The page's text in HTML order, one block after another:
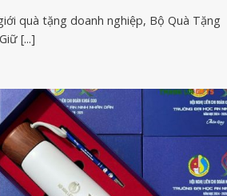
quà tặng doanh nghiệp, Bộ Quà Tặng
[...]